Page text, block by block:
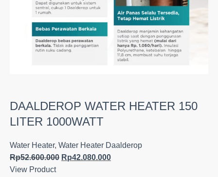
DAALDEROP WATER HEATER 150
LITER 1000WATT
Water Heater, Water Heater Daalderop
Rp52.600.000 Rp42.080.000
View Product